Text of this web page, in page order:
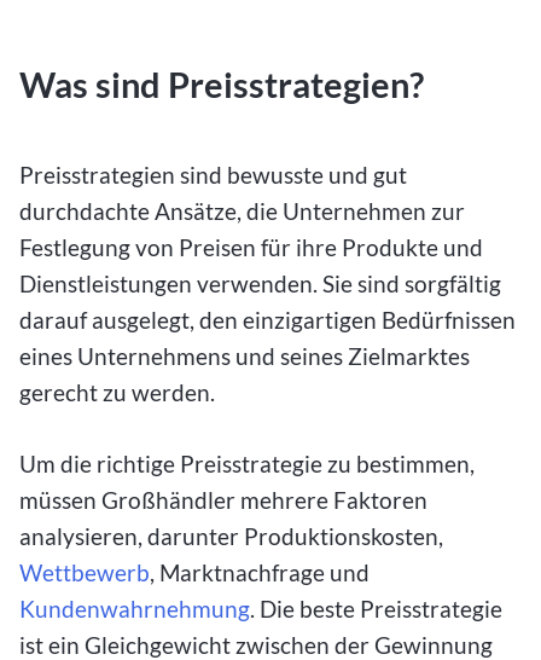
Was sind Preisstrategien?
Preisstrategien sind bewusste und gut
durchdachte Ansätze, die Unternehmen zur
Festlegung von Preisen für ihre Produkte und
Dienstleistungen verwenden. Sie sind sorgfältig
darauf ausgelegt, den einzigartigen Bedürfnissen
eines Unternehmens und seines Zielmarktes
gerecht zu werden.
Um die richtige Preisstrategie zu bestimmen,
müssen Großhändler mehrere Faktoren
analysieren, darunter Produktionskosten,
Wettbewerb , Marktnachfrage und
Kundenwahrnehmung . Die beste Preisstrategie
ist ein Gleichgewicht zwischen der Gewinnung